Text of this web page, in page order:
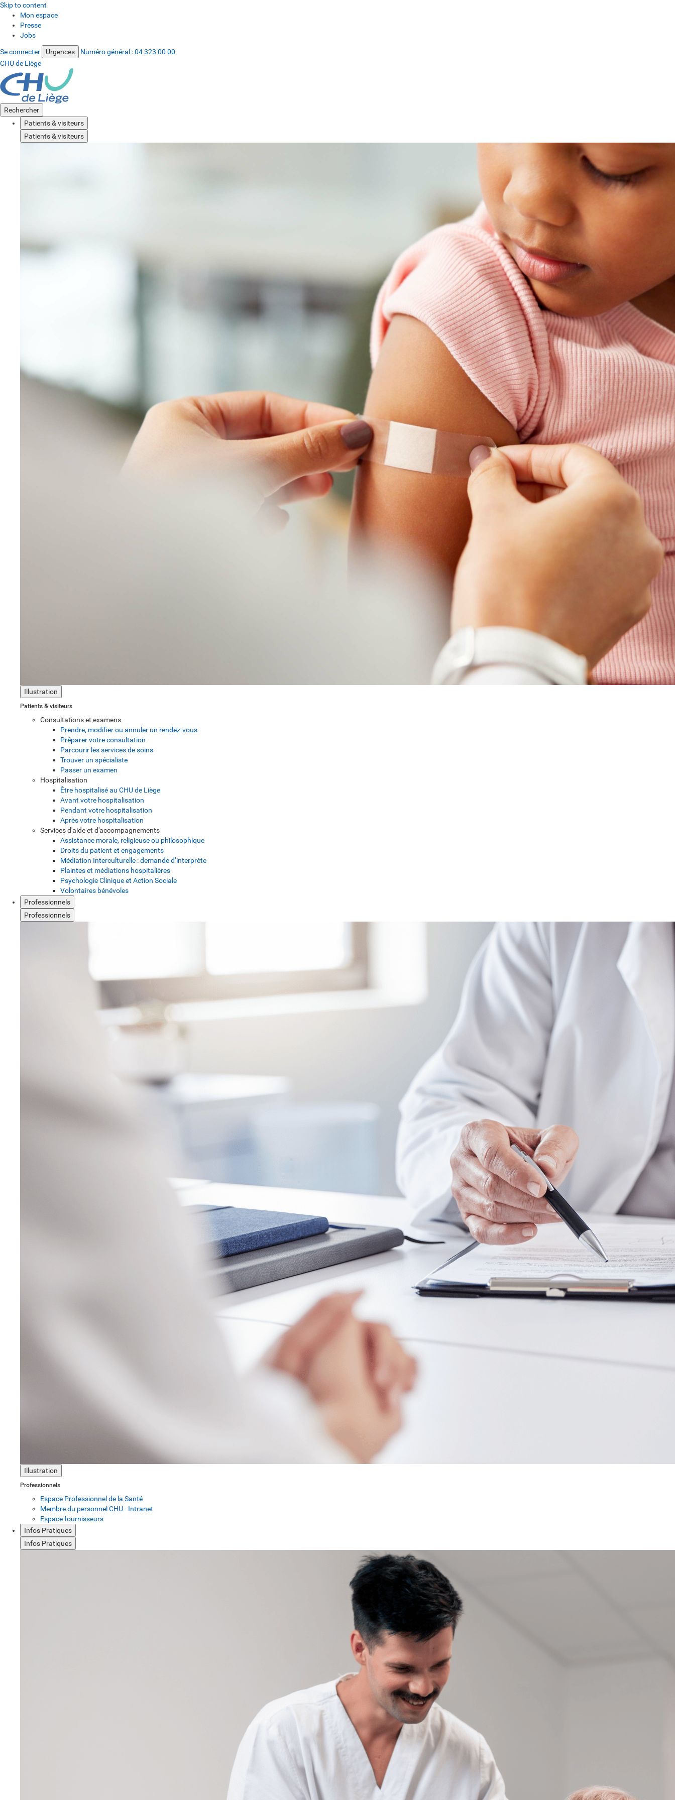
Skip to content
Mon espace
Presse
Jobs
Se connecter Urgences Numéro général :04 323 00 00
CHU de Liège
Rechercher
Patients & visiteurs
Patients & visiteurs
Illustration
Patients & visiteurs
Consultations et examens
Prendre, modifier ou annuler un rendez-vous
Préparer votre consultation
Parcourir les services de soins
Trouver un spécialiste
Passer un examen
Hospitalisation
Être hospitalisé au CHU de Liège
Avant votre hospitalisation
Pendant votre hospitalisation
Après votre hospitalisation
Services d'aide et d'accompagnements
Assistance morale, religieuse ou philosophique
Droits du patient et engagements
Médiation Interculturelle : demande d’interprète
Plaintes et médiations hospitalières
Psychologie Clinique et Action Sociale
Volontaires bénévoles
Professionnels
Professionnels
Illustration
Professionnels
Espace Professionnel de la Santé
Membre du personnel CHU - Intranet
Espace fournisseurs
Infos Pratiques
Infos Pratiques